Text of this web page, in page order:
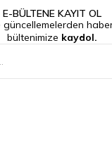
E-BÜLTENE KAYIT OL
bültenimize kaydol.